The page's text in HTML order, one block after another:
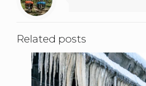
Related posts